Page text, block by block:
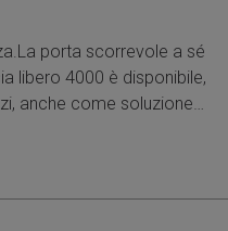
porta scorrevole a sé
libero 4000 è disponibile,
anche come soluzione